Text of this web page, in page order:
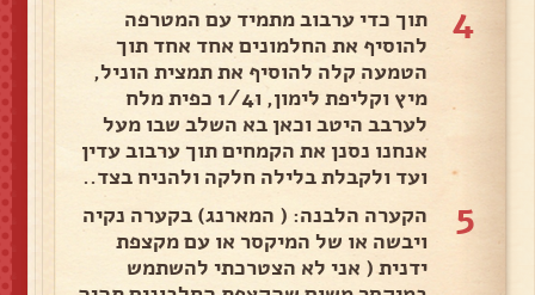
4
תוך כדי ערבוב מתמיד עם המטרפה
להוסיף את החלמונים אחד אחד תוך
הטמעה קלה להוסיף את תמצית הוניל,
מיץ וקליפת לימון, ו1/4 כפית מלח
לערבב היטב וכאן בא השלב שבו מעל
אנחנו נסנן את הקמחים תוך ערבוב עדין
ועד ולקבלת בלילה חלקה ולהניח בצד..
5
הקערה הלבנה: ( המארנג) בקערה נקיה
ויבשה או של המיקסר או עם מקצפת
ידנית ( אני לא הצטרכתי להשתמש